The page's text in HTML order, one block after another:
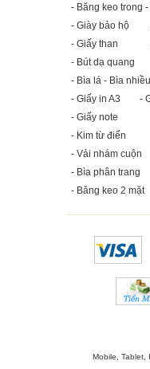
- Băng keo trong
- Giày bảo hộ
- Giấy than
- Bút dạ quang
- Bìa lá - Bìa
- Giấy in A3
-
- Giấy note
- Kim từ điển
- Vải nhám cuộn
- Bìa phân trang
- Băng keo 2 mặt
Mobile,